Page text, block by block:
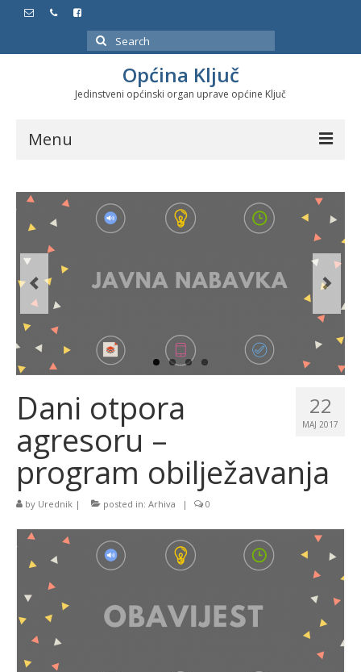
Search
for:
Općina Ključ
Jedinstveni općinski organ uprave općine Ključ
Menu
Službeni glasnici
Javne nabavke
Značajni datumi i manifestacije
Program energetske efikasnosti u stambenom
sektoru
22
MAJ 2017
Dani otpora
agresoru –
program obilježavanja
by Urednik | posted in: Arhiva | 0